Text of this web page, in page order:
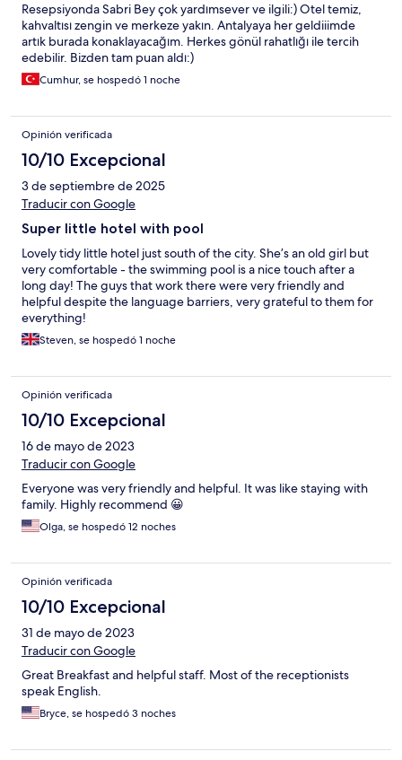
Resepsiyonda Sabri Bey çok yardımsever ve ilgili:) Otel temiz,
kahvaltısı zengin ve merkeze yakın. Antalyaya her geldiiimde
artık burada konaklayacağım. Herkes gönül rahatlığı ile tercih
edebilir. Bizden tam puan aldı:)
Cumhur, se hospedó 1 noche
Opinión verificada
10/10 Excepcional
3 de septiembre de 2025
Traducir con Google
Super little hotel with pool
Lovely tidy little hotel just south of the city. She’s an old girl but
very comfortable - the swimming pool is a nice touch after a
long day! The guys that work there were very friendly and
helpful despite the language barriers, very grateful to them for
everything!
Steven, se hospedó 1 noche
Opinión verificada
10/10 Excepcional
16 de mayo de 2023
Traducir con Google
Everyone was very friendly and helpful. It was like staying with
family. Highly recommend 😀
Olga, se hospedó 12 noches
Opinión verificada
10/10 Excepcional
31 de mayo de 2023
Traducir con Google
Great Breakfast and helpful staff. Most of the receptionists
speak English.
Bryce, se hospedó 3 noches